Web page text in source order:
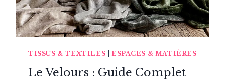
DES
PRIX
TISSUS & TEXTILES ESPACES & MATIÈRES
Le Velours : Guide Complet